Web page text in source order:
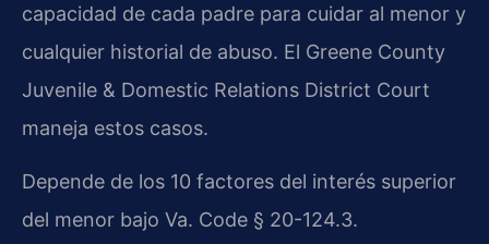
capacidad de cada padre para cuidar al menor y
cualquier historial de abuso. El Greene County
Juvenile & Domestic Relations District Court
maneja estos casos.
Depende de los 10 factores del interés superior
del menor bajo Va. Code § 20-124.3.